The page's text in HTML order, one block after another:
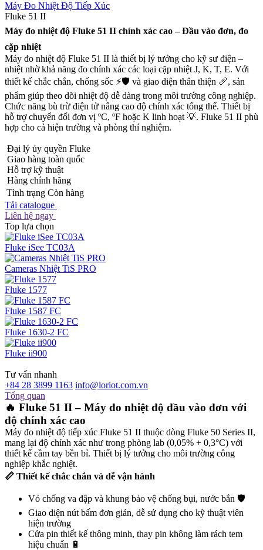
Máy Đo Nhiệt Độ Tiếp Xúc
Fluke 51 II
Máy đo nhiệt độ Fluke 51 II chính xác cao – Đầu vào đơn, đo
cặp nhiệt
Máy đo nhiệt độ Fluke 51 II là thiết bị lý tưởng cho kỹ sư điện –
nhiệt nhờ khả năng đo chính xác các loại cặp nhiệt J, K, T, E. Với
thiết kế chắc chắn, chống sốc ⚡🛡️ và giao diện thân thiện 📏, sản
phẩm giúp theo dõi nhiệt độ dễ dàng trong môi trường công nghiệp.
Chức năng bù trừ điện tử nâng cao độ chính xác tổng thể. Thiết bị
hỗ trợ chuyển đổi đơn vị ºC, ºF hoặc K linh hoạt 💡. Fluke 51 II phù
hợp cho cả hiện trường và phòng thí nghiệm.
Đại lý ủy quyền Fluke
Giao hàng toàn quốc
Hỗ trợ kỹ thuật
Hàng chính hãng
Tình trạng Còn hàng
Tải catalogue
Liên hệ ngay
Top lựa chọn
Fluke iSee TC03A
Cameras Nhiệt TiS PRO
Fluke 1577
Fluke 1587 FC
Fluke 1630-2 FC
Fluke ii900
Tư vấn nhanh
+84 28 3899 1163 info@loriot.com.vn
Tổng quan
🔥 Fluke 51 II – Máy đo nhiệt độ đầu vào đơn với
độ chính xác cao
Máy đo nhiệt độ tiếp xúc Fluke 51 II thuộc dòng Fluke 50 Series II,
mang lại độ chính xác như trong phòng lab (0,05% + 0,3°C) với
thiết kế cầm tay bền bỉ. Thiết bị lý tưởng cho môi trường công
nghiệp khắc nghiệt.
📏 Thiết kế chắc chắn và dễ vận hành
Vỏ chống va đập và khung bảo vệ chống bụi, nước bắn 🛡️
Giao diện nút bấm đơn giản, dễ sử dụng cho kỹ thuật viên
hiện trường
Cửa pin thiết kế thông minh, thay pin không làm rách tem
hiệu chuẩn 🔋